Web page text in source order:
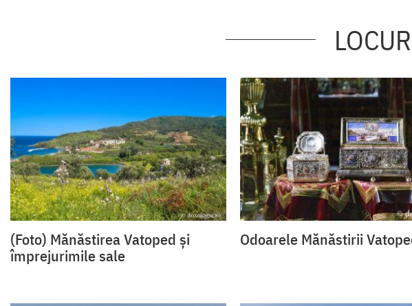
(Foto) Mănăstirea Vatoped și
împrejurimile sale
Odoarele Mănăstirii